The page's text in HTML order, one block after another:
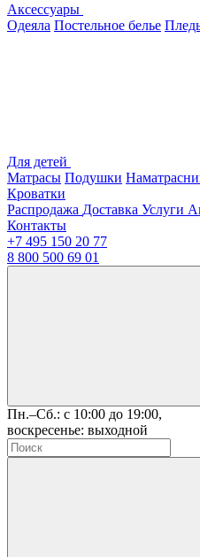
Аксессуары
Одеяла Постельное белье
Для детей
Матрасы Подушки
Кроватки
Распродажа Доставка Услуги
Контакты
+7 495 150 20 77
8 800 500 69 01
Пн.–Сб.: с 10:00 до 19:00,
воскресенье: выходной